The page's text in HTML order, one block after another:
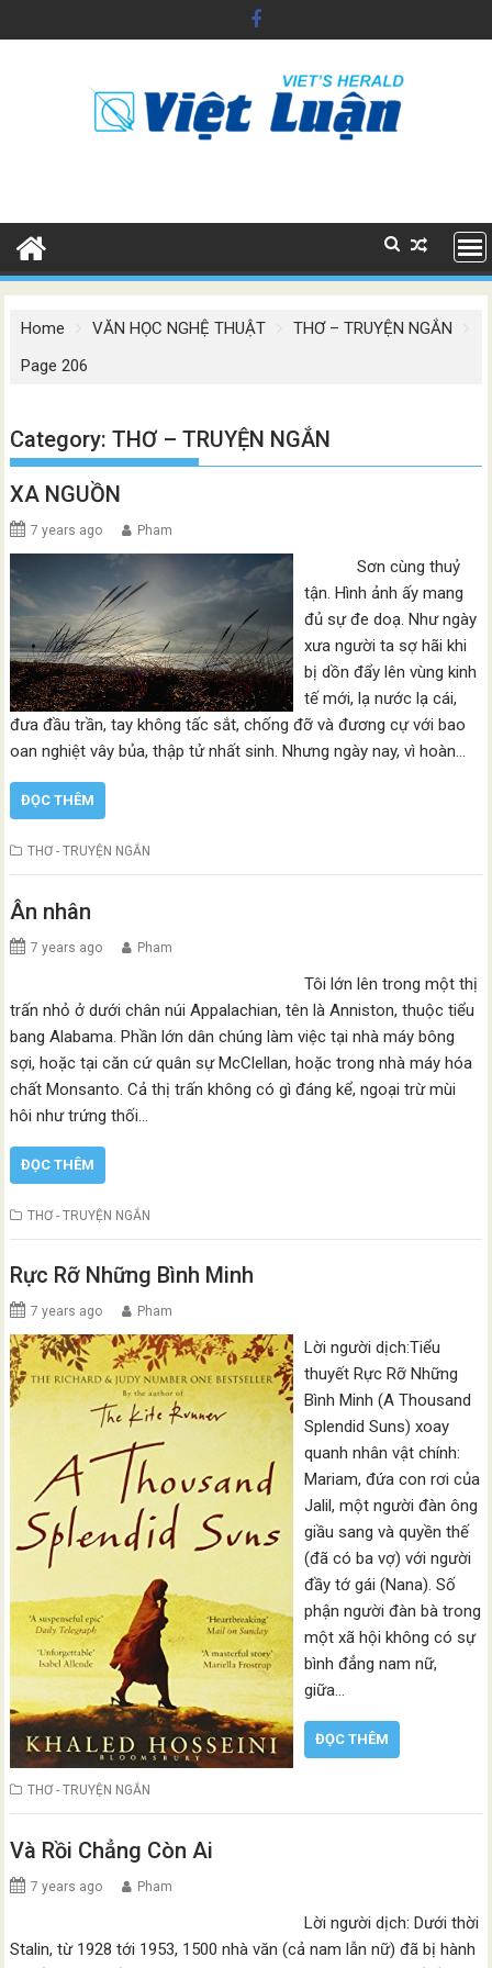
to
Home VĂN HỌC NGHỆ THUẬT
THƠ – TRUYỆN NGẮN
Page 206
Category:THƠ – TRUYỆN NGẮN
XA NGUỒN
7 years ago Pham
Sơn cùng thuỷ
tận. Hình ảnh ấy mang
đủ sự đe doạ. Như ngày
xưa người ta sợ hãi khi
bị dồn đẩy lên vùng kinh
tế mới, lạ nước lạ cái,
đưa đầu trần, tay không tấc sắt, chống đỡ và đương cự với bao
oan nghiệt vây bủa, thập tử nhất sinh. Nhưng ngày nay, vì hoàn…
ĐỌC THÊM
THƠ - TRUYỆN NGẮN
Ân nhân
7 years ago Pham
Tôi lớn lên trong một thị
trấn nhỏ ở dưới chân núi Appalachian, tên là Anniston, thuộc tiểu
bang Alabama. Phần lớn dân chúng làm việc tại nhà máy bông
sợi, hoặc tại căn cứ quân sự McClellan, hoặc trong nhà máy hóa
chất Monsanto. Cả thị trấn không có gì đáng kể, ngoại trừ mùi
hôi như trứng thối…
ĐỌC THÊM
THƠ - TRUYỆN NGẮN
Rực Rỡ Những Bình Minh
7 years ago Pham
Lời người dịch:Tiểu
thuyết Rực Rỡ Những
Bình Minh (A Thousand
Splendid Suns) xoay
quanh nhân vật chính:
Mariam, đứa con rơi của
Jalil, một người đàn ông
giầu sang và quyền thế
(đã có ba vợ) với người
đầy tớ gái (Nana). Số
phận người đàn bà trong
một xã hội không có sự
bình đẳng nam nữ,
giữa…
ĐỌC THÊM
THƠ - TRUYỆN NGẮN
Và Rồi Chẳng Còn Ai
7 years ago Pham
Lời người dịch: Dưới thời
Stalin, từ 1928 tới 1953, 1500 nhà văn (cả nam lẫn nữ) đã bị hành